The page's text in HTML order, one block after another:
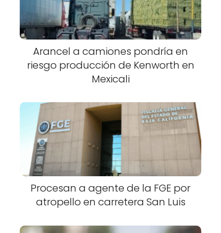
Arancel a camiones pondría en
riesgo producción de Kenworth en
Mexicali
Procesan a agente de la FGE por
atropello en carretera San Luis